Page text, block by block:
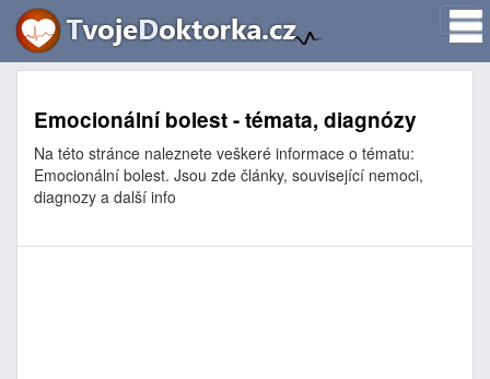
Emocionální bolest - témata, diagnózy
Na této stránce naleznete veškeré informace o tématu:
Emocionální bolest. Jsou zde články, související nemoci,
diagnozy a další info